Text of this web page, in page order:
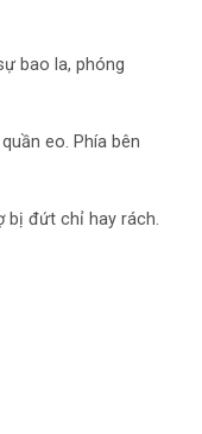
bao la, phóng
eo. Phía bên
bị đứt chỉ hay rách.